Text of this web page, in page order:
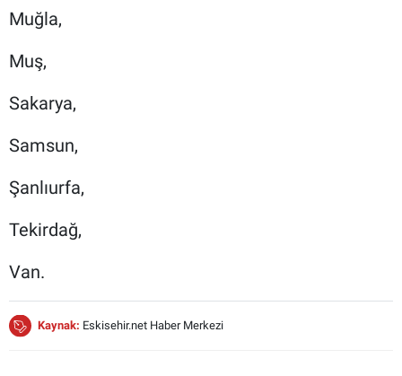
Muğla,
Muş,
Sakarya,
Samsun,
Şanlıurfa,
Tekirdağ,
Van.
Kaynak: Eskisehir.net Haber Merkezi